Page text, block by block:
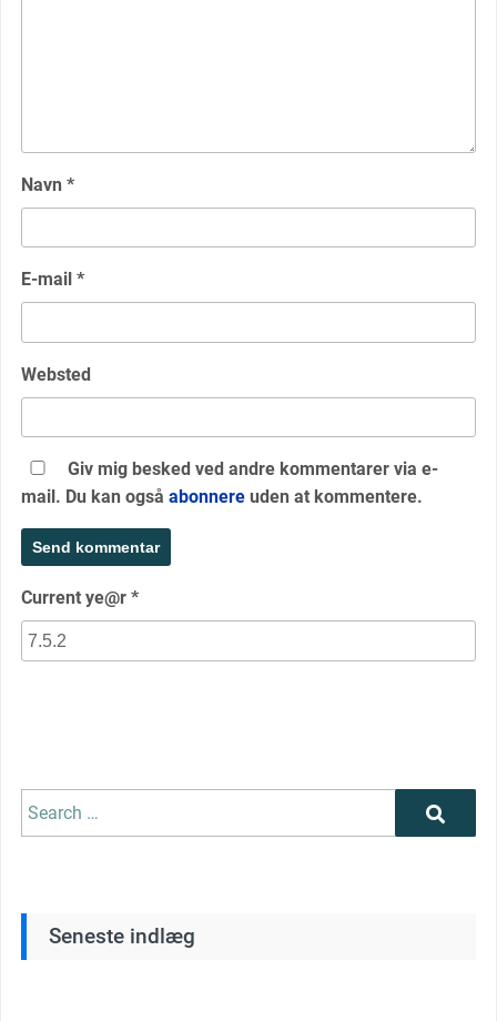
Navn *
E-mail *
Websted
Giv mig besked ved andre kommentarer via e-
mail. Du kan også abonnereuden at kommentere.
Current ye@r *
Search
Search
Seneste indlæg